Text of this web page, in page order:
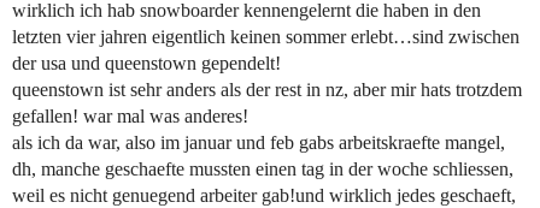
wirklich ich hab snowboarder kennengelernt die haben in den
letzten vier jahren eigentlich keinen sommer erlebt…sind zwischen
der usa und queenstown gependelt!
queenstown ist sehr anders als der rest in nz, aber mir hats trotzdem
gefallen! war mal was anderes!
als ich da war, also im januar und feb gabs arbeitskraefte mangel,
dh, manche geschaefte mussten einen tag in der woche schliessen,
weil es nicht genuegend arbeiter gab!und wirklich jedes geschaeft,